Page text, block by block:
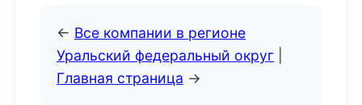
← Все компании в регионе
Уральский федеральный округ
Главная страница →